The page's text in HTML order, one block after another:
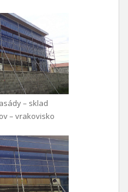
– sklad
– vrakovisko